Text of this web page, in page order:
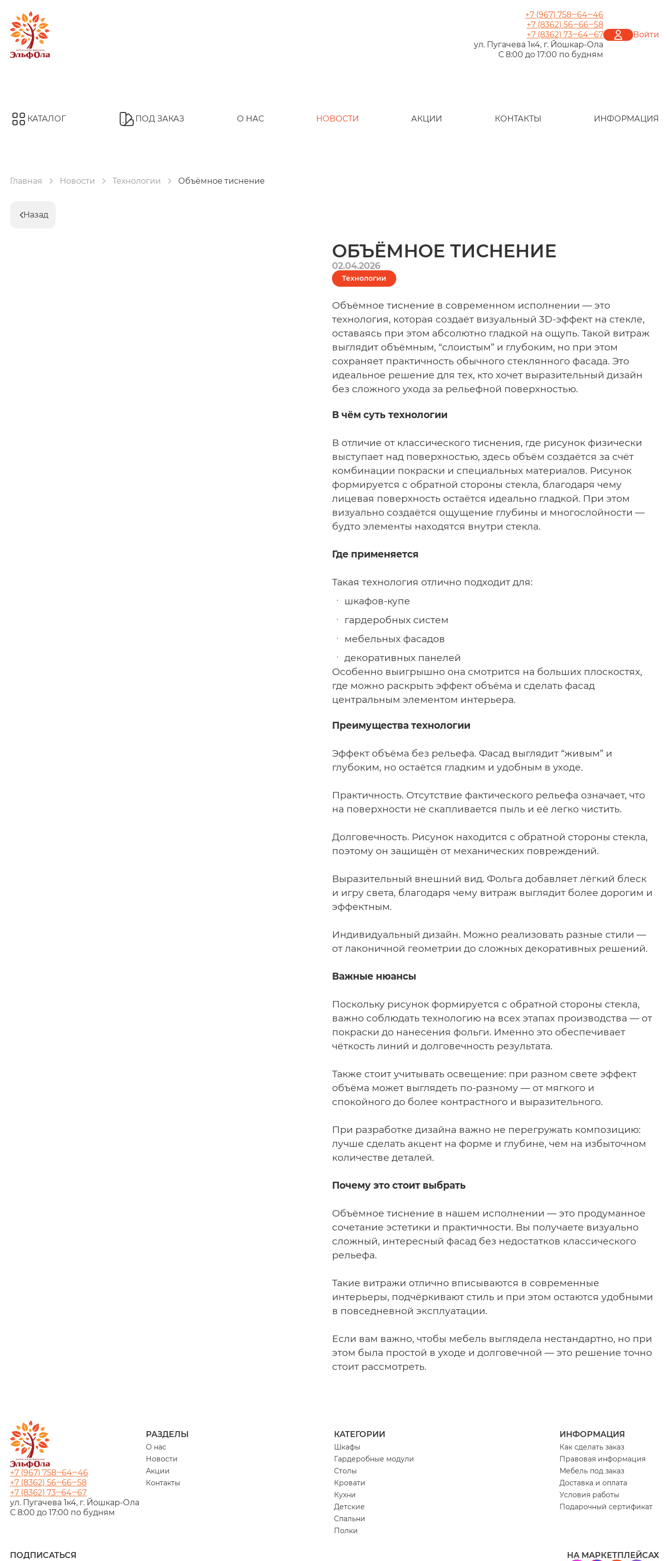
+7 (967) 758‒64‒46
+7 (8362) 56‒66‒58
+7 (8362) 73‒64‒67
ул. Пугачева 1к4, г. Йошкар‑Ола
С 8:00 до 17:00 по будням
Войти
КАТАЛОГ
Столы
Спальни
Полки
ПОД ЗАКАЗ О НАС НОВОСТИ АКЦИИ КОНТАКТЫ ИНФОРМАЦИЯ
Главная Новости Технологии Объёмное тиснение
Назад
ОБЪЁМНОЕ ТИСНЕНИЕ
02.04.2026
Технологии
Объёмное тиснение в современном исполнении — это
технология, которая создаёт визуальный 3D-эффект на стекле,
оставаясь при этом абсолютно гладкой на ощупь. Такой витраж
выглядит объёмным, “слоистым” и глубоким, но при этом
сохраняет практичность обычного стеклянного фасада. Это
идеальное решение для тех, кто хочет выразительный дизайн
без сложного ухода за рельефной поверхностью.
В чём суть технологии
В отличие от классического тиснения, где рисунок физически
выступает над поверхностью, здесь объём создаётся за счёт
комбинации покраски и специальных материалов. Рисунок
формируется с обратной стороны стекла, благодаря чему
лицевая поверхность остаётся идеально гладкой. При этом
визуально создаётся ощущение глубины и многослойности —
будто элементы находятся внутри стекла.
Где применяется
Такая технология отлично подходит для:
шкафов-купе
гардеробных систем
мебельных фасадов
декоративных панелей
Особенно выигрышно она смотрится на больших плоскостях,
где можно раскрыть эффект объёма и сделать фасад
центральным элементом интерьера.
Преимущества технологии
Эффект объёма без рельефа. Фасад выглядит “живым” и
глубоким, но остаётся гладким и удобным в уходе.
Практичность. Отсутствие фактического рельефа означает, что
на поверхности не скапливается пыль и её легко чистить.
Долговечность. Рисунок находится с обратной стороны стекла,
поэтому он защищён от механических повреждений.
Выразительный внешний вид. Фольга добавляет лёгкий блеск
и игру света, благодаря чему витраж выглядит более дорогим и
эффектным.
Индивидуальный дизайн. Можно реализовать разные стили —
от лаконичной геометрии до сложных декоративных решений.
Важные нюансы
Поскольку рисунок формируется с обратной стороны стекла,
важно соблюдать технологию на всех этапах производства — от
покраски до нанесения фольги. Именно это обеспечивает
чёткость линий и долговечность результата.
Также стоит учитывать освещение: при разном свете эффект
объёма может выглядеть по-разному — от мягкого и
спокойного до более контрастного и выразительного.
При разработке дизайна важно не перегружать композицию:
лучше сделать акцент на форме и глубине, чем на избыточном
количестве деталей.
Почему это стоит выбрать
Объёмное тиснение в нашем исполнении — это продуманное
сочетание эстетики и практичности. Вы получаете визуально
сложный, интересный фасад без недостатков классического
рельефа.
Такие витражи отлично вписываются в современные
интерьеры, подчёркивают стиль и при этом остаются удобными
в повседневной эксплуатации.
Если вам важно, чтобы мебель выглядела нестандартно, но при
этом была простой в уходе и долговечной — это решение точно
стоит рассмотреть.
+7 (967) 758‒64‒46
+7 (8362) 56‒66‒58
+7 (8362) 73‒64‒67
ул. Пугачева 1к4, г. Йошкар‑Ола
С 8:00 до 17:00 по будням
РАЗДЕЛЫ
О нас
Новости
Акции
Контакты
КАТЕГОРИИ
Шкафы
Гардеробные модули
Столы
Кровати
Кухни
Детские
Спальни
Полки
ИНФОРМАЦИЯ
Как сделать заказ
Правовая информация
Мебель под заказ
Доставка и оплата
Условия работы
Подарочный сертификат
ПОДПИСАТЬСЯ НА МАРКЕТПЛЕЙСАХ